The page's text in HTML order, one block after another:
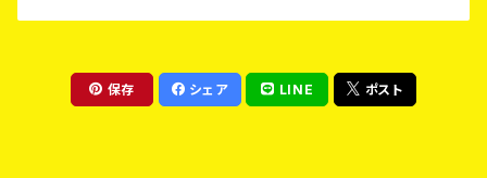
保存 シェア LINE ポスト